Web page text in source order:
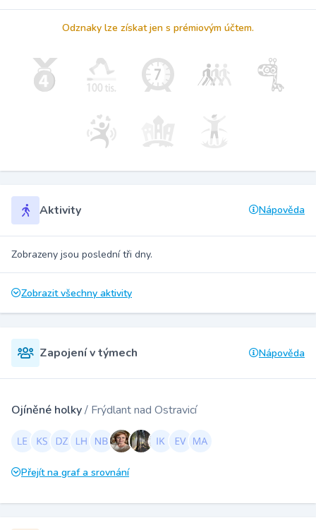
Odznaky lze získat jen s prémiovým účtem.
Aktivity Nápověda
Zobrazeny jsou poslední tři dny.
Zobrazit všechny aktivity
Zapojení v týmech Nápověda
Ojíněné holky/ Frýdlant nad Ostravicí
Přejít na graf a srovnání